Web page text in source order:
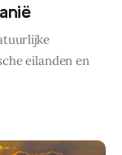
eilanden en